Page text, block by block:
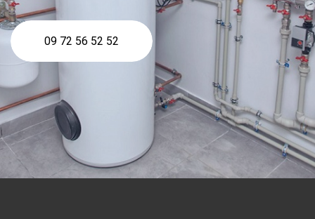
09 72 56 52 52